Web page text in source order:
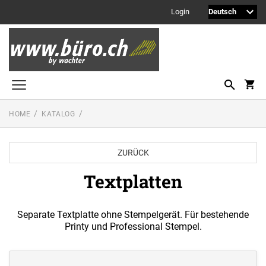
Login
Printy Textstempel
Taschenstempel
Professional Textstempel
Professional Datum- und Ziffernbandstempel
Printy Datumstempel
PRINTY LINE - DATUMSTEMPEL
HOME KATALOG
ZURÜCK
Textplatten
Separate Textplatte ohne Stempelgerät. Für bestehende
Printy und Professional Stempel.